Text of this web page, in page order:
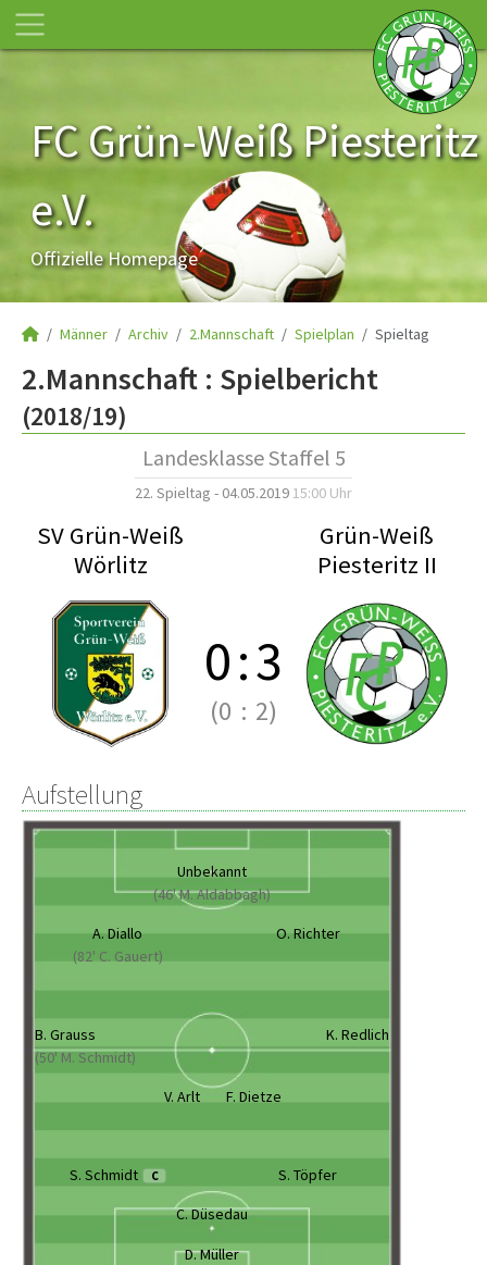
FC Grün-Weiß Piesteritz
e.V.
Offizielle Homepage
Männer Archiv 2.Mannschaft Spielplan Spieltag
2.Mannschaft : Spielbericht
(2018/19)
Landesklasse Staffel 5
22. Spieltag - 04.05.2019 15:00 Uhr
SV Grün-Weiß
Wörlitz
Grün-Weiß
Piesteritz II
0:3
(0 : 2)
Aufstellung
Unbekannt
(46' M. Aldabbagh)
A. Diallo
(82' C. Gauert)
O. Richter
B. Grauss
(50' M. Schmidt)
K. Redlich
V. Arlt F. Dietze
S. Schmidt C
S. Töpfer
C. Düsedau
D. Müller